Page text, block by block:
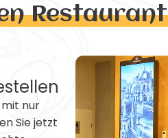
Restaurant
mit nur
Sie jetzt